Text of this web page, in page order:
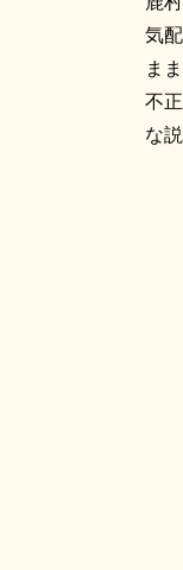
気
ま
不
な